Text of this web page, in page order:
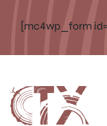
[mc4wp_form